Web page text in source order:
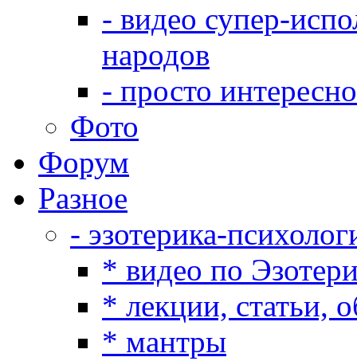
- видео супер-
народов
- просто
Фото
Форум
Разное
- эзотерика-
* видео по
* лекции, статьи,
* мантры